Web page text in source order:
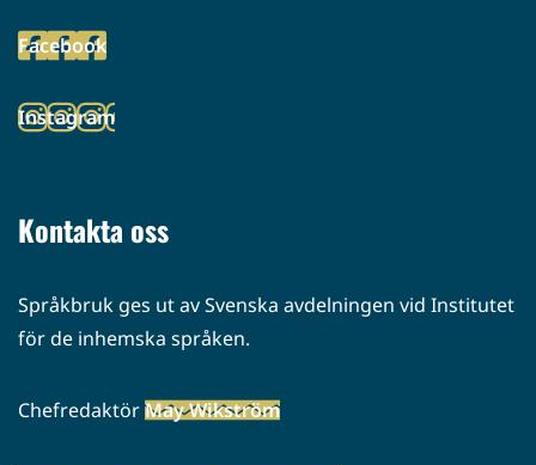
palveluun)
Facebook
(siirryt
palveluun)
Instagram
(siirryt
Kontakta oss
Språkbruk ges ut av Svenska avdelningen vid Institutet
för de inhemska språken.
ChefredaktörMay Wikström